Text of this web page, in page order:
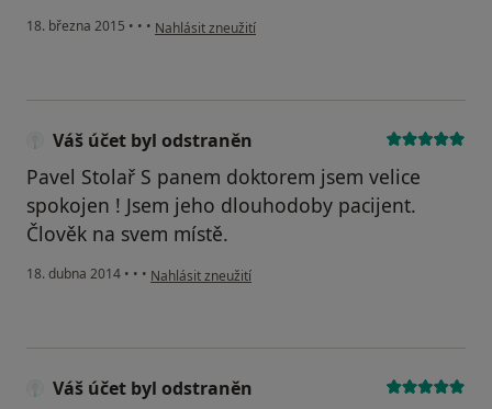
18. března 2015 • • • podle názoru uživatele Váš účet byl odstraněn
Nahlásit zneužití
Váš účet byl odstraněn
Pavel Stolař S panem doktorem jsem velice
spokojen ! Jsem jeho dlouhodoby pacijent.
Člověk na svem místě.
18. dubna 2014 • • • podle názoru uživatele Váš účet byl odstraněn
Nahlásit zneužití
Váš účet byl odstraněn